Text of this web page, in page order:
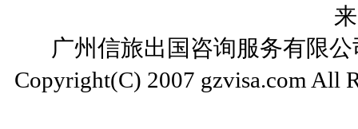
广州信旅出国咨询服务有限
Copyright(C) 2007 gzvisa.com All